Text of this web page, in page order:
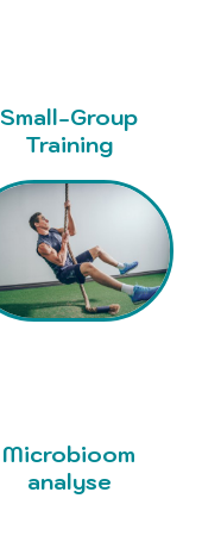
Small-Group
Training
Microbioom
analyse